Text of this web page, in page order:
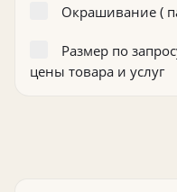
Окрашивание (
Размер по
цены товара и услуг